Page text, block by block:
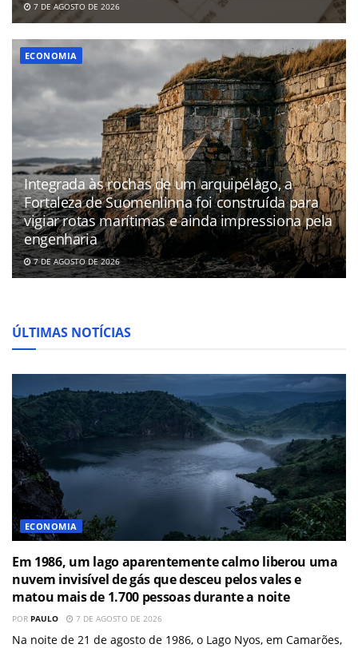
7 DE AGOSTO DE 2026
ECONOMIA
Integrada às rochas de um arquipélago, a
Fortaleza de Suomenlinna foi construída para
vigiar rotas marítimas e ainda impressiona pela
engenharia
7 DE AGOSTO DE 2026
ÚLTIMAS NOTÍCIAS
ECONOMIA
Em 1986, um lago aparentemente calmo liberou uma
nuvem invisível de gás que desceu pelos vales e
matou mais de 1.700 pessoas durante a noite
POR PAULO 7 DE AGOSTO DE 2026
Na noite de 21 de agosto de 1986, o Lago Nyos, em Camarões,